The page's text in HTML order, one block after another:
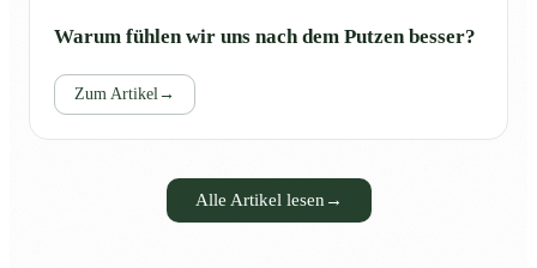
Warum fühlen wir uns nach dem Putzen besser?
Zum Artikel→
Alle Artikel lesen →